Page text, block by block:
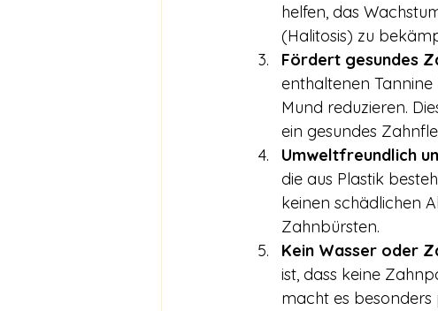
helfen, das
(Halitosis) zu
Fördert gesundes
enthaltenen
Mund reduzieren.
ein gesundes
Umweltfreundlich
die aus Plastik
keinen schädlichen
Zahnbürsten.
Kein Wasser oder
ist, dass keine
macht es besonders